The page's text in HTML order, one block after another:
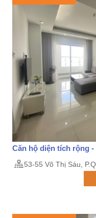
Căn hộ diện tích rộng -
53-55 Võ Thị Sáu,